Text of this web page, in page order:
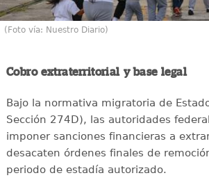
(Foto vía: Nuestro Diario)
Cobro extraterritorial y base legal
Bajo la normativa migratoria de
Sección 274D), las autoridades
imponer sanciones financieras a
desacaten órdenes finales de
periodo de estadía autorizado.